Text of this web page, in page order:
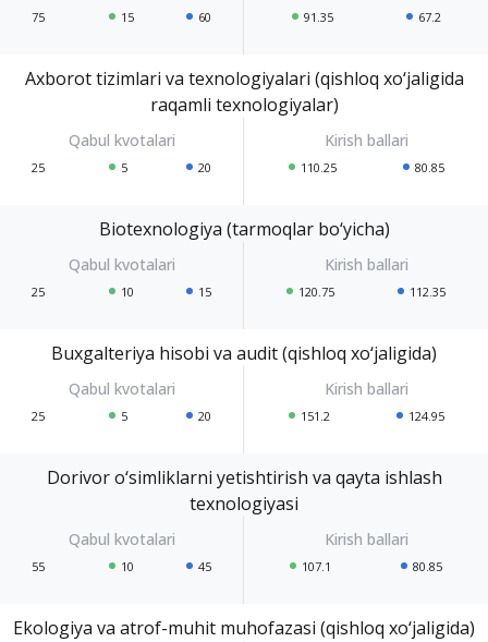
75 15 60 91.35 67.2
Axborot tizimlari va texnologiyalari (qishloq xo‘jaligida
raqamli texnologiyalar)
25 5 20 110.25 80.85
Biotexnologiya (tarmoqlar bo‘yicha)
25 10 15 120.75 112.35
Buxgalteriya hisobi va audit (qishloq xo‘jaligida)
25 5 20 151.2 124.95
Dorivor o‘simliklarni yetishtirish va qayta ishlash
texnologiyasi
55 10 45 107.1 80.85
Ekologiya va atrof-muhit muhofazasi (qishloq xo‘jaligida)